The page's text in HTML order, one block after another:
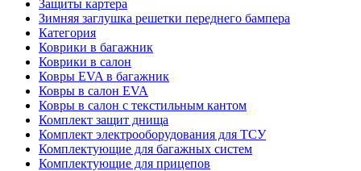
Защиты картера
Зимняя заглушка решетки переднего бампера
Категория
Коврики в багажник
Коврики в салон
Ковры EVA в багажник
Ковры в салон EVA
Ковры в салон с текстильным кантом
Комплект защит днища
Комплект электрооборудования для ТСУ
Комплектующие для багажных систем
Комплектующие для прицепов